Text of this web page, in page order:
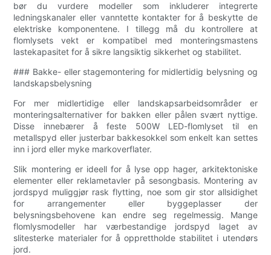
bør du vurdere modeller som inkluderer integrerte
ledningskanaler eller vanntette kontakter for å beskytte de
elektriske komponentene. I tillegg må du kontrollere at
flomlysets vekt er kompatibel med monteringsmastens
lastekapasitet for å sikre langsiktig sikkerhet og stabilitet.
### Bakke- eller stagemontering for midlertidig belysning og
landskapsbelysning
For mer midlertidige eller landskapsarbeidsområder er
monteringsalternativer for bakken eller pålen svært nyttige.
Disse innebærer å feste 500W LED-flomlyset til en
metallspyd eller justerbar bakkesokkel som enkelt kan settes
inn i jord eller myke markoverflater.
Slik montering er ideell for å lyse opp hager, arkitektoniske
elementer eller reklametavler på sesongbasis. Montering av
jordspyd muliggjør rask flytting, noe som gir stor allsidighet
for arrangementer eller byggeplasser der
belysningsbehovene kan endre seg regelmessig. Mange
flomlysmodeller har værbestandige jordspyd laget av
slitesterke materialer for å opprettholde stabilitet i utendørs
jord.